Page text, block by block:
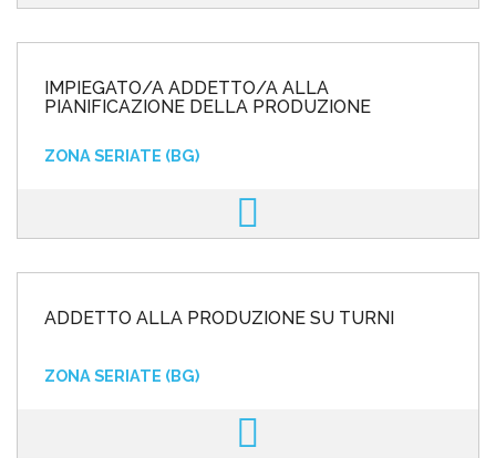
IMPIEGATO/A ADDETTO/A ALLA
PIANIFICAZIONE DELLA PRODUZIONE
ZONA SERIATE (BG)
ADDETTO ALLA PRODUZIONE SU TURNI
ZONA SERIATE (BG)